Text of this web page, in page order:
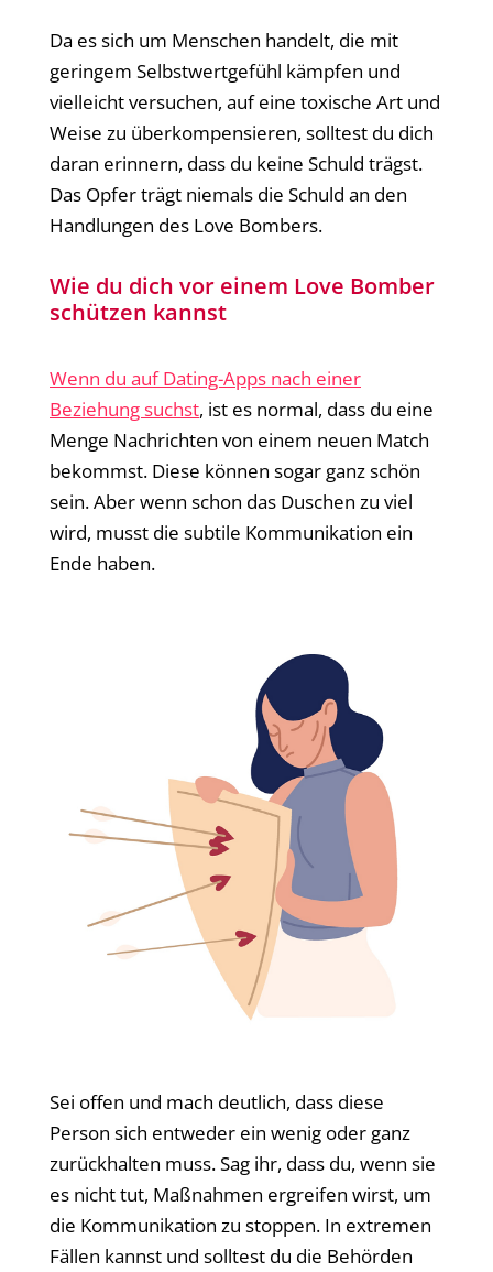
Da es sich um Menschen handelt, die mit
geringem Selbstwertgefühl kämpfen und
vielleicht versuchen, auf eine toxische Art und
Weise zu überkompensieren, solltest du dich
daran erinnern, dass du keine Schuld trägst.
Das Opfer trägt niemals die Schuld an den
Handlungen des Love Bombers.
Wie du dich vor einem Love Bomber
schützen kannst
Wenn du auf Dating-Apps nach einer
Beziehung suchst, ist es normal, dass du eine
Menge Nachrichten von einem neuen Match
bekommst. Diese können sogar ganz schön
sein. Aber wenn schon das Duschen zu viel
wird, musst die subtile Kommunikation ein
Ende haben.
Sei offen und mach deutlich, dass diese
Person sich entweder ein wenig oder ganz
zurückhalten muss. Sag ihr, dass du, wenn sie
es nicht tut, Maßnahmen ergreifen wirst, um
die Kommunikation zu stoppen. In extremen
Fällen kannst und solltest du die Behörden